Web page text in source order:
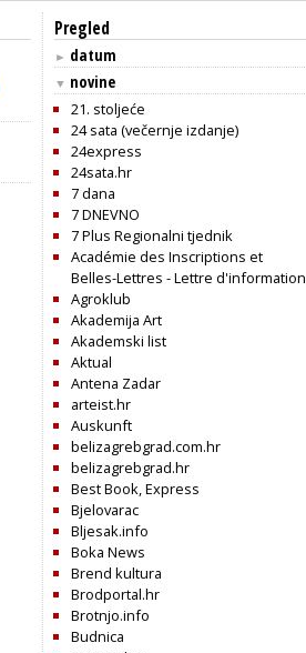
Pregled
► datum
▼ novine
21. stoljeće
24 sata (večernje izdanje)
24express
24sata.hr
7 dana
7 DNEVNO
7 Plus Regionalni tjednik
Académie des Inscriptions et
Belles-Lettres - Lettre d'information
Agroklub
Akademija Art
Akademski list
Aktual
Antena Zadar
arteist.hr
Auskunft
belizagrebgrad.com.hr
belizagrebgrad.hr
Best Book, Express
Bjelovarac
Bljesak.info
Boka News
Brend kultura
Brodportal.hr
Brotnjo.info
Budnica